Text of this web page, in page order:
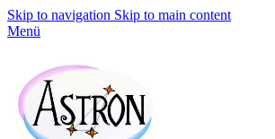
Skip to navigation Skip to main content
Menü